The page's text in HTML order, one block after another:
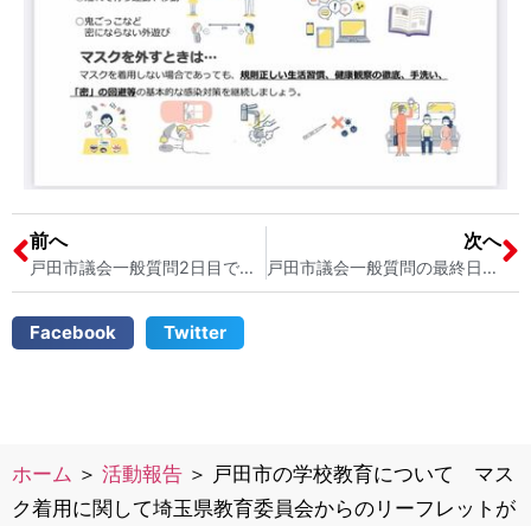
前へ
戸田市議会一般質問2日目です 戸田市上戸田「パン屋のタケサン」に行きました 戸田市議会議員 宮内そうこ
次へ
戸田市議会一般質問の最終日でした 戸田市議会議員宮内そうこ
Facebook Twitter
ホーム ＞ 活動報告 ＞ 戸田市の学校教育について マス
ク着用に関して埼玉県教育委員会からのリーフレットが